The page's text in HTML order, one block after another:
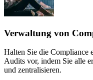
Verwaltung von
Halten Sie die Compliance
Audits vor, indem Sie alle
und zentralisieren.